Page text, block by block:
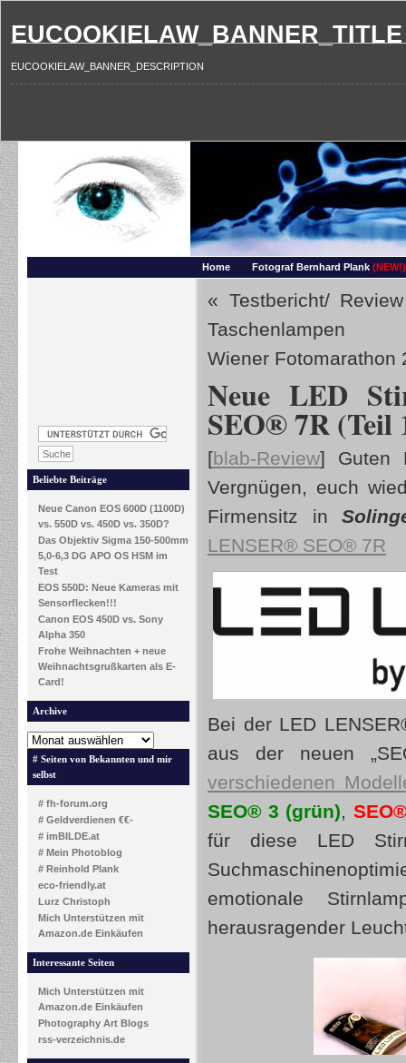
EUCOOKIELAW_BANNER_TITLE
EUCOOKIELAW_BANNER_DESCRIPTION
Home Fotograf Bernhard Plank (NEW!)
Beliebte Beiträge
Neue Canon EOS 600D (1100D)
vs. 550D vs. 450D vs. 350D?
Das Objektiv Sigma 150-500mm
5,0-6,3 DG APO OS HSM im
Test
EOS 550D: Neue Kameras mit
Sensorflecken!!!
Canon EOS 450D vs. Sony
Alpha 350
Frohe Weihnachten + neue
Weihnachtsgrußkarten als E-
Card!
Archive
# Seiten von Bekannten und mir
selbst
# fh-forum.org
# Geldverdienen €€-
# imBILDE.at
# Mein Photoblog
# Reinhold Plank
eco-friendly.at
Lurz Christoph
Mich Unterstützen mit
Amazon.de Einkäufen
Interessante Seiten
Mich Unterstützen mit
Amazon.de Einkäufen
Photography Art Blogs
rss-verzeichnis.de
« Testbericht/
Taschenlampen
Wiener Fotomarathon
Neue LED
SEO® 7R (Teil
[blab-Review] Guten
Vergnügen, euch
Firmensitz in
LENSER® SEO® 7R
Bei der LED
aus der neuen
verschiedenen
SEO® 3 (grün),
für diese LED
emotionale
herausragender